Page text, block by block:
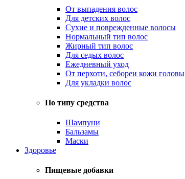
От выпадения волос
Для детских волос
Сухие и поврежденные волосы
Нормальный тип волос
Жирный тип волос
Для седых волос
Ежедневный уход
От перхоти, себореи кожи головы
Для укладки волос
По типу средства
Шампуни
Бальзамы
Маски
Здоровье
Пищевые добавки